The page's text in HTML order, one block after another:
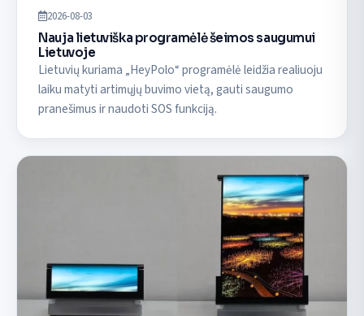
2026-08-03
Nauja lietuviška programėlė šeimos saugumui
Lietuvoje
Lietuvių kuriama „HeyPolo“ programėlė leidžia realiuoju
laiku matyti artimųjų buvimo vietą, gauti saugumo
pranešimus ir naudoti SOS funkciją.